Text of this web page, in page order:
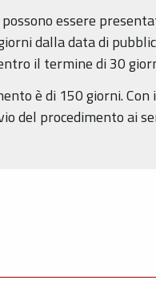
essere
dalla data di
il termine di 30
è di 150 giorni.
del procedimento ai